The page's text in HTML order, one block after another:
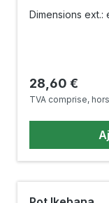
Dimensions ext.:
Prix régulier :
28,60 €
TVA comprise,